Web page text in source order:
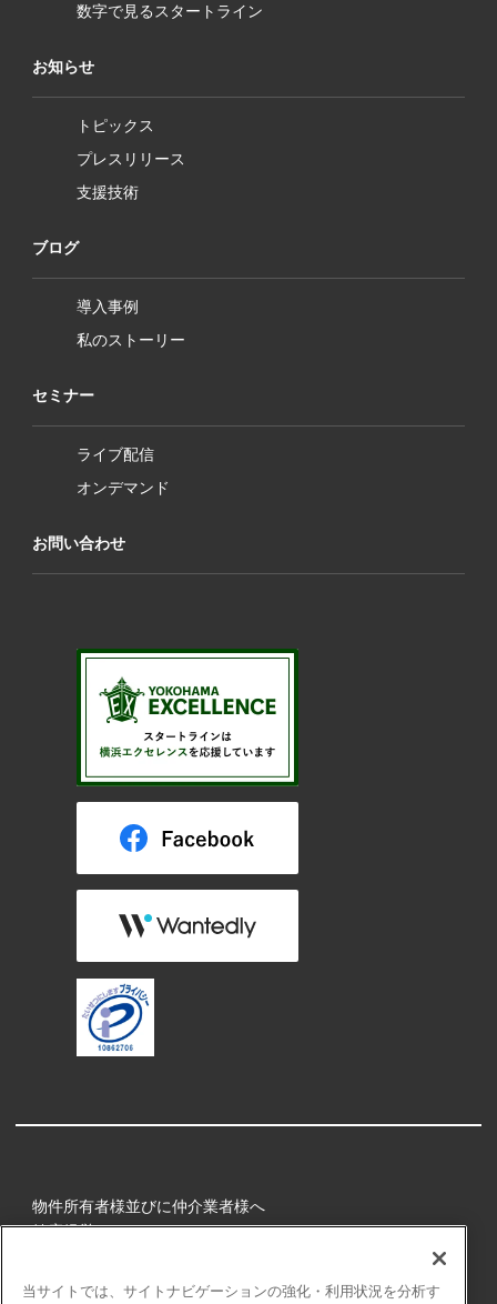
数字で見るスタートライン
お知らせ
トピックス
プレスリリース
支援技術
ブログ
導入事例
私のストーリー
セミナー
ライブ配信
オンデマンド
お問い合わせ
物件所有者様並びに仲介業者様へ
健康経営
当サイトでは、サイトナビゲーションの強化・利用状況を分析す